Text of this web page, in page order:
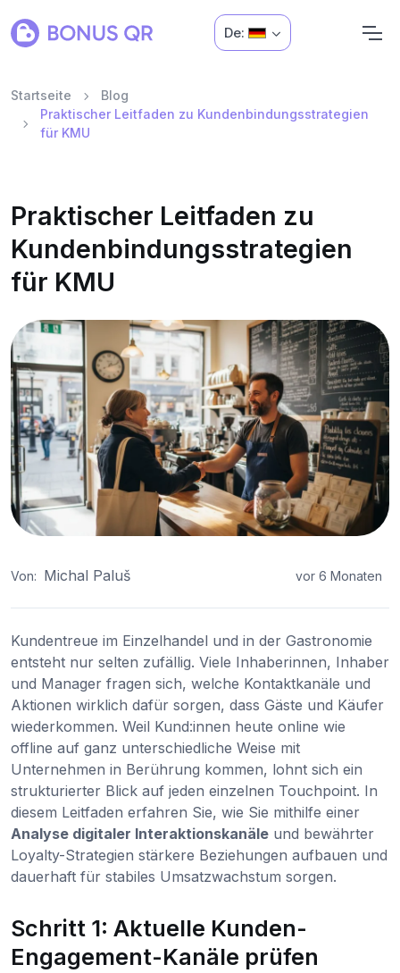
De:
Startseite
Blog
Praktischer Leitfaden zu Kundenbindungsstrategien
für KMU
Praktischer Leitfaden zu
Kundenbindungsstrategien
für KMU
Von: Michal Paluš vor 6 Monaten
Kundentreue im Einzelhandel und in der Gastronomie
entsteht nur selten zufällig. Viele Inhaberinnen, Inhaber
und Manager fragen sich, welche Kontaktkanäle und
Aktionen wirklich dafür sorgen, dass Gäste und Käufer
wiederkommen. Weil Kund:innen heute online wie
offline auf ganz unterschiedliche Weise mit
Unternehmen in Berührung kommen, lohnt sich ein
strukturierter Blick auf jeden einzelnen Touchpoint. In
diesem Leitfaden erfahren Sie, wie Sie mithilfe einer
Analyse digitaler Interaktionskanäle und bewährter
Loyalty-Strategien stärkere Beziehungen aufbauen und
dauerhaft für stabiles Umsatzwachstum sorgen.
Schritt 1: Aktuelle Kunden-
Engagement-Kanäle prüfen